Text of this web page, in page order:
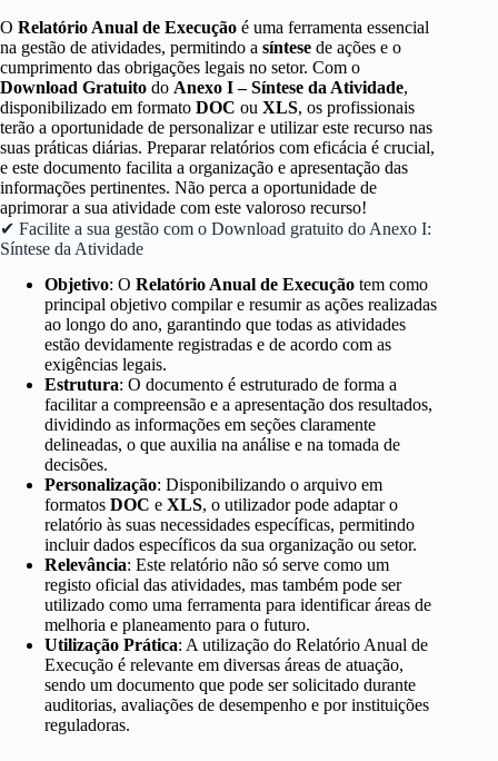
O Relatório Anual de Execução é uma ferramenta essencial
na gestão de atividades, permitindo a síntese de ações e o
cumprimento das obrigações legais no setor. Com o
Download Gratuito do Anexo I – Síntese da Atividade,
disponibilizado em formato DOC ou XLS, os profissionais
terão a oportunidade de personalizar e utilizar este recurso nas
suas práticas diárias. Preparar relatórios com eficácia é crucial,
e este documento facilita a organização e apresentação das
informações pertinentes. Não perca a oportunidade de
aprimorar a sua atividade com este valoroso recurso!
✔ Facilite a sua gestão com o Download gratuito do Anexo I:
Síntese da Atividade
Objetivo: O Relatório Anual de Execução tem como
principal objetivo compilar e resumir as ações realizadas
ao longo do ano, garantindo que todas as atividades
estão devidamente registradas e de acordo com as
exigências legais.
Estrutura: O documento é estruturado de forma a
facilitar a compreensão e a apresentação dos resultados,
dividindo as informações em seções claramente
delineadas, o que auxilia na análise e na tomada de
decisões.
Personalização: Disponibilizando o arquivo em
formatos DOC e XLS, o utilizador pode adaptar o
relatório às suas necessidades específicas, permitindo
incluir dados específicos da sua organização ou setor.
Relevância: Este relatório não só serve como um
registo oficial das atividades, mas também pode ser
utilizado como uma ferramenta para identificar áreas de
melhoria e planeamento para o futuro.
Utilização Prática: A utilização do Relatório Anual de
Execução é relevante em diversas áreas de atuação,
sendo um documento que pode ser solicitado durante
auditorias, avaliações de desempenho e por instituições
reguladoras.